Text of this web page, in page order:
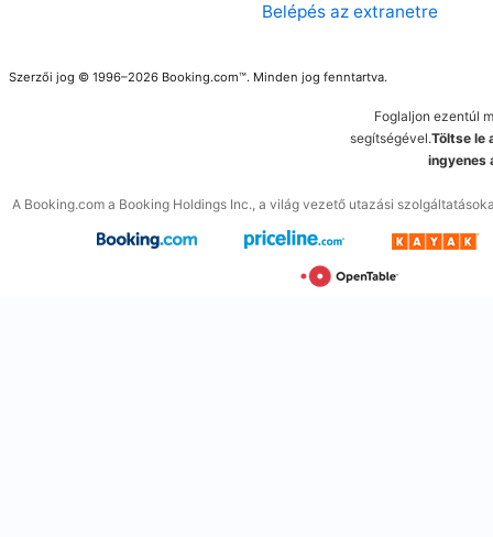
Belépés az extranetre
Szerzői jog © 1996–2026 Booking.com™. Minden jog fenntartva.
Foglaljon ezentúl
segítségével.Töltse le
ingyenes
A Booking.com a Booking Holdings Inc., a világ vezető utazási